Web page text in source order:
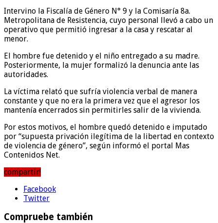
Intervino la Fiscalía de Género N° 9 y la Comisaría 8a.
Metropolitana de Resistencia, cuyo personal llevó a cabo un
operativo que permitió ingresar a la casa y rescatar al
menor.
El hombre fue detenido y el niño entregado a su madre.
Posteriormente, la mujer formalizó la denuncia ante las
autoridades.
La víctima relató que sufría violencia verbal de manera
constante y que no era la primera vez que el agresor los
mantenía encerrados sin permitirles salir de la vivienda.
Por estos motivos, el hombre quedó detenido e imputado
por “supuesta privación ilegítima de la libertad en contexto
de violencia de género”, según informó el portal Mas
Contenidos Net.
compartir!
Facebook
Twitter
Compruebe también